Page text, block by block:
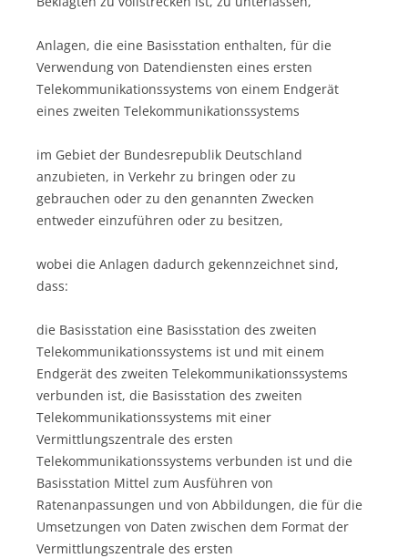
Anlagen, die eine Basisstation enthalten, für die
Verwendung von Datendiensten eines ersten
Telekommunikationssystems von einem Endgerät
eines zweiten Telekommunikationssystems
im Gebiet der Bundesrepublik Deutschland
anzubieten, in Verkehr zu bringen oder zu
gebrauchen oder zu den genannten Zwecken
entweder einzuführen oder zu besitzen,
wobei die Anlagen dadurch gekennzeichnet sind,
dass:
die Basisstation eine Basisstation des zweiten
Telekommunikationssystems ist und mit einem
Endgerät des zweiten Telekommunikationssystems
verbunden ist, die Basisstation des zweiten
Telekommunikationssystems mit einer
Vermittlungszentrale des ersten
Telekommunikationssystems verbunden ist und die
Basisstation Mittel zum Ausführen von
Ratenanpassungen und von Abbildungen, die für die
Umsetzungen von Daten zwischen dem Format der
Vermittlungszentrale des ersten